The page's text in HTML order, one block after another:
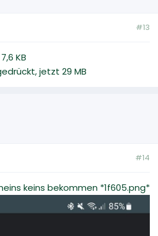
#13
KB
jetzt 29 MB
#14
keins bekommen *1f605.png*